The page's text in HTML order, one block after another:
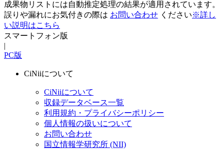
成果物リストには自動推定処理の結果が適用されています。
誤りや漏れにお気付きの際は お問い合わせ ください※詳し
い説明はこちら
スマートフォン版
|
PC版
CiNiiについて
CiNiiについて
収録データベース一覧
利用規約・プライバシーポリシー
個人情報の扱いについて
お問い合わせ
国立情報学研究所 (NII)